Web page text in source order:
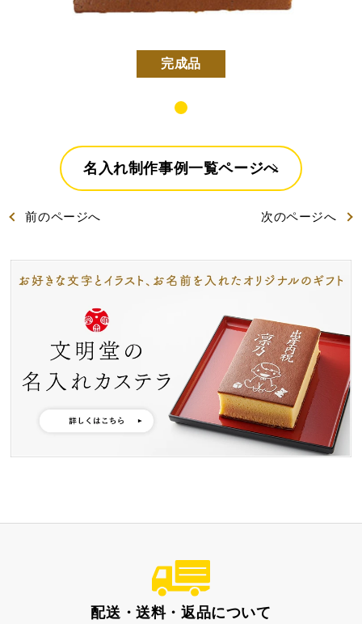
る
出産内祝カステラ 長寿のお祝いカステラ
カステラ
特製ハニーカステラ極
浜松工場限定五三焼カ
ステラ
ハニーカステラ
カステラ詰合せ
（五三・ハニー・静岡
茶）
完成品
前のページへ
名入れ制作事例一覧ページへ
次のページへ
配送・送料・返品について